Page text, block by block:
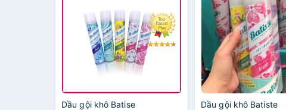
Dầu gội khô Batise Dầu gội khô Batiste